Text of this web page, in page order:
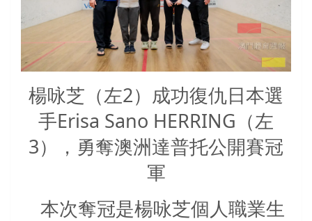
楊咏芝（左2）成功復仇日本選
手Erisa Sano HERRING（左
3），勇奪澳洲達普托公開賽冠
軍
本次奪冠是楊咏芝個人職業生